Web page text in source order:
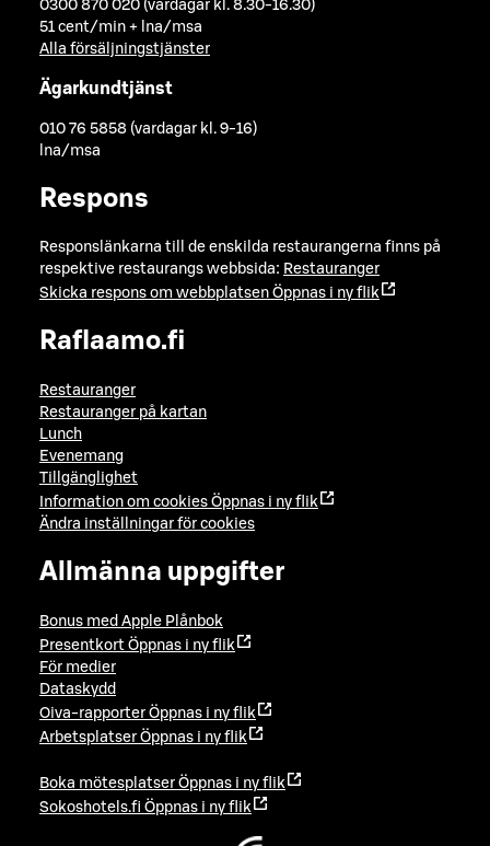
0300 870 020 (vardagar kl. 8.30-16.30)
51 cent/min + lna/msa
Alla försäljningstjänster
Ägarkundtjänst
010 76 5858 (vardagar kl. 9-16)
lna/msa
Respons
Responslänkarna till de enskilda restaurangerna finns på
respektive restaurangs webbsida: Restauranger
Skicka respons om webbplatsen Öppnas i ny flik
Raflaamo.fi
Restauranger
Restauranger på kartan
Lunch
Evenemang
Tillgänglighet
Information om cookies Öppnas i ny flik
Ändra inställningar för cookies
Allmänna uppgifter
Bonus med Apple Plånbok
Presentkort Öppnas i ny flik
För medier
Dataskydd
Oiva-rapporter Öppnas i ny flik
Arbetsplatser Öppnas i ny flik
Boka mötesplatser Öppnas i ny flik
Sokoshotels.fi Öppnas i ny flik